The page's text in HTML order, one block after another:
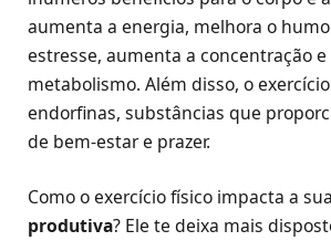
aumenta a energia, melhora o
estresse, aumenta a concentração e
metabolismo. Além disso, o
endorfinas, substâncias que
de bem-estar e prazer.
Como o exercício físico impacta a sua
produtiva? Ele te deixa mais